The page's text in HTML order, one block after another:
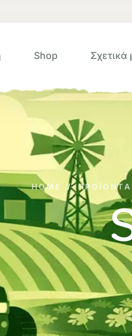
Shop Σχετικά
HOME / ΠΡΟΪΌΝΤΑ